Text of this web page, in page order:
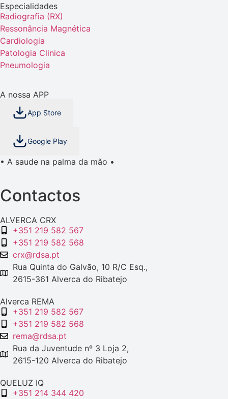
Especialidades
Radiografia (RX)
Ressonância Magnética
Cardiologia
Patologia Clinica
Pneumologia
A nossa APP
App Store
Google Play
• A saude na palma da mão •
Contactos
ALVERCA CRX
+351 219 582 567
+351 219 582 568
crx@rdsa.pt
Rua Quinta do Galvão, 10 R/C Esq.,
2615-361 Alverca do Ribatejo
Alverca REMA
+351 219 582 567
+351 219 582 568
rema@rdsa.pt
Rua da Juventude nº 3 Loja 2,
2615-120 Alverca do Ribatejo
QUELUZ IQ
+351 214 344 420